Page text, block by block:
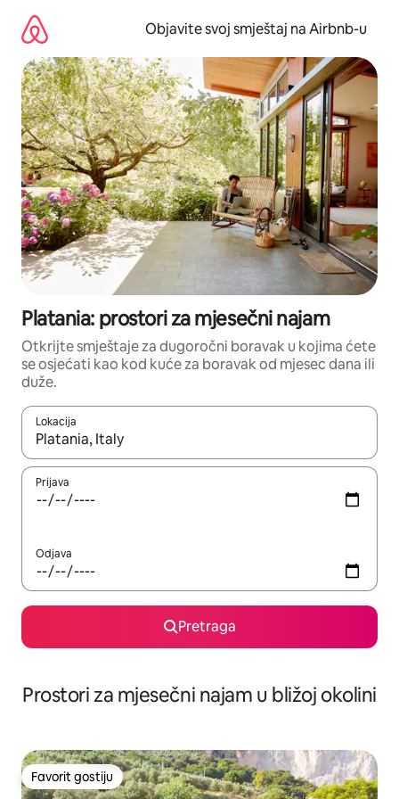
sadržaj
Objavite svoj smještaj na Airbnb-u
Platania: prostori za mjesečni najam
Otkrijte smještaje za dugoročni boravak u kojima ćete
se osjećati kao kod kuće za boravak od mjesec dana ili
duže.
Lokacija
Kad su rezultati dostupni, možete da se krećete kroz njih
Prijava
Odjava
Pretraga
Prostori za mjesečni najam u bližoj okolini
Favorit gostiju
Favorit gostiju